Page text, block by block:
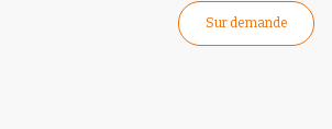
Sur demande